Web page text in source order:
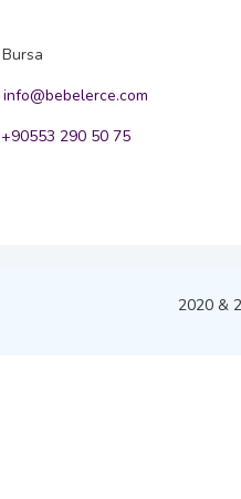
Bursa
info@bebelerce.com
+90553 290 50 75
2020 &